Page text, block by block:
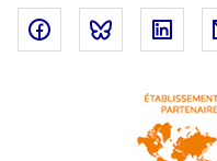
Partager surPartager